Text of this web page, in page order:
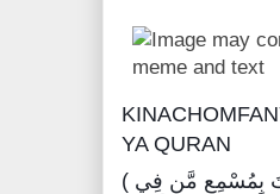
YA QURAN
( وَمَا يَسْتَوِي الْأَحْيَاءُ وَلَا الْأَمْوَاتُ ۚ إِنَّ اللَّهَ يُسْمِعُ مَن يَشَاءُ ۖ وَمَا أَنتَ بِمُسْمِعٍ مَّن فِي